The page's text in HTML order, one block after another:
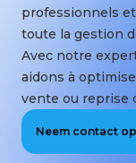
professionnels
toute la gestion
Avec notre
aidons à
vente ou reprise
Neem contact